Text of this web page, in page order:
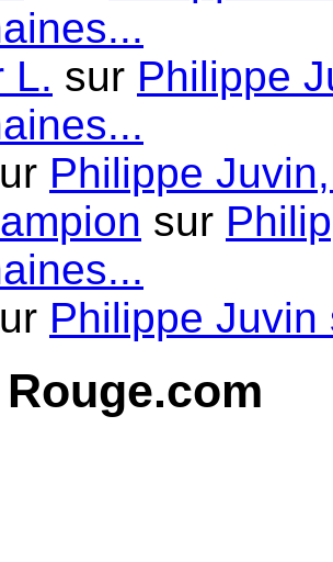
L. sur Philippe
Philippe
sur
Philippe